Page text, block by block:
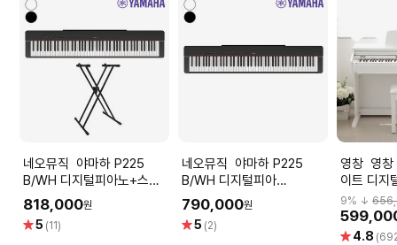
네오뮤직 야마하 P225
B/WH 디지털피아노+스탠
드 /YAMAHA Piano
818,000원
별5 (11)
네오뮤직 야마하 P225
B/WH 디지털피아
노/YAMAHA Digital Piano
790,000원
별5 (2)
영창 영창 커즈와일 KT1 화
이트 디지
노 해머건
9% ↓
별 4.8